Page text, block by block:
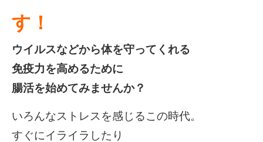
す！
ウイルスなどから体を守ってくれる
免疫力を高めるために
腸活を始めてみませんか？
いろんなストレスを感じるこの時代。
すぐにイライラしたり